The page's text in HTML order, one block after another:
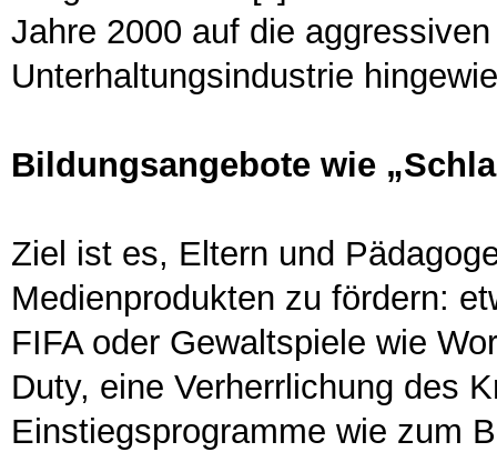
Jahre 2000 auf die
Unterhaltungsindustrie
Bildungsangebote wie
Ziel ist es, Eltern und
Medienprodukten zu fördern:
FIFA oder Gewaltspiele wie
Duty, eine Verherrlichung des
Einstiegsprogramme wie zum